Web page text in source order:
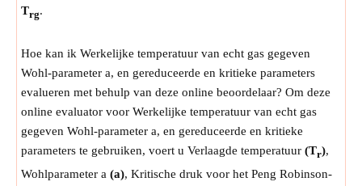
Trg.
Hoe kan ik Werkelijke temperatuur van echt gas gegeven
Wohl-parameter a, en gereduceerde en kritieke parameters
evalueren met behulp van deze online beoordelaar? Om deze
online evaluator voor Werkelijke temperatuur van echt gas
gegeven Wohl-parameter a, en gereduceerde en kritieke
parameters te gebruiken, voert u Verlaagde temperatuur (Tr),
Wohlparameter a (a), Kritische druk voor het Peng Robinson-